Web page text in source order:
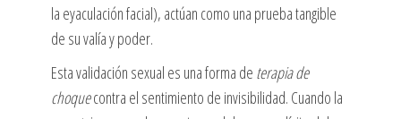
la eyaculación facial), actúan como una prueba tangible
de su valía y poder.
Esta validación sexual es una forma de terapia de
choquecontra el sentimiento de invisibilidad. Cuando la